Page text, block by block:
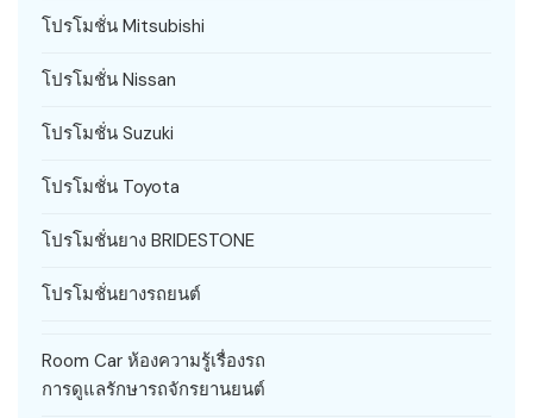
โปรโมชั่น Mitsubishi
โปรโมชั่น Nissan
โปรโมชั่น Suzuki
โปรโมชั่น Toyota
โปรโมชั่นยาง BRIDESTONE
โปรโมชั่นยางรถยนต์
Room Car ห้องความรู้เรื่องรถ
การดูแลรักษารถจักรยานยนต์